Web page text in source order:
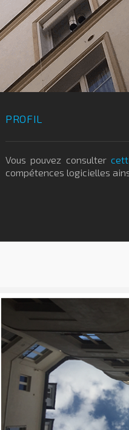
profil
Vous pouvez consulter
compétences logicielles